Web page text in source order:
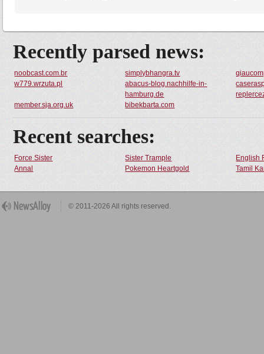
Recently parsed news:
noobcast.com.br simplybhangra.tv
w779.wrzuta.pl
abacus-blog.nachhilfe-in-
hamburg.de
member.sja.org.uk
bibekbarta.com
Recent searches:
Force Sister Sister Trample
English
Annal
Pokemon Heartgold Tamil
© 2011-2026 All rights reserved.